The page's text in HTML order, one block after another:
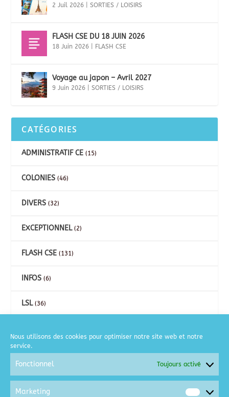
Nous utilisons des cookies pour optimiser notre site web et notre
service.
Fonctionnel Toujours activé
Marketing
2 Juil 2026 |SORTIES / LOISIRS
FLASH CSE DU 18 JUIN 2026
18 Juin 2026 FLASH CSE
Voyage au japon – Avril 2027
9 Juin 2026 |SORTIES / LOISIRS
CATÉGORIES
ADMINISTRATIF CE (15)
COLONIES (46)
DIVERS (32)
EXCEPTIONNEL(2)
FLASH CSE (131)
INFOS (6)
LSL(36)
COURSE A PIED(2)
GOLF